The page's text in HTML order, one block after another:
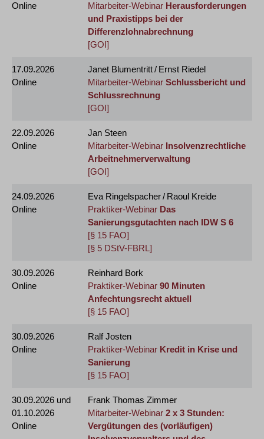
Online
Mitarbeiter-Webinar Herausforderungen
und Praxistipps bei der
Differenzlohnabrechnung
[GOI]
17.09.2026
Online
Janet Blumentritt / Ernst Riedel
Mitarbeiter-Webinar Schlussbericht und
Schlussrechnung
[GOI]
22.09.2026
Online
Jan Steen
Mitarbeiter-Webinar Insolvenzrechtliche
Arbeitnehmerverwaltung
[GOI]
24.09.2026
Online
Eva Ringelspacher / Raoul Kreide
Praktiker-Webinar Das
Sanierungsgutachten nach IDW S 6
[§ 15 FAO]
[§ 5 DStV-FBRL]
30.09.2026
Online
Reinhard Bork
Praktiker-Webinar 90 Minuten
Anfechtungsrecht aktuell
[§ 15 FAO]
30.09.2026
Online
Ralf Josten
Praktiker-Webinar Kredit in Krise und
Sanierung
[§ 15 FAO]
30.09.2026 und
01.10.2026
Online
Frank Thomas Zimmer
Mitarbeiter-Webinar 2 x 3 Stunden:
Vergütungen des (vorläufigen)